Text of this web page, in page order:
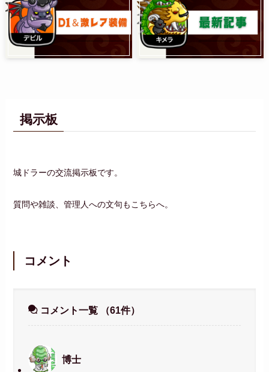
掲示板
城ドラーの交流掲示板です。
質問や雑談、管理人への文句もこちらへ。
コメント
コメント一覧 （61件）
博士